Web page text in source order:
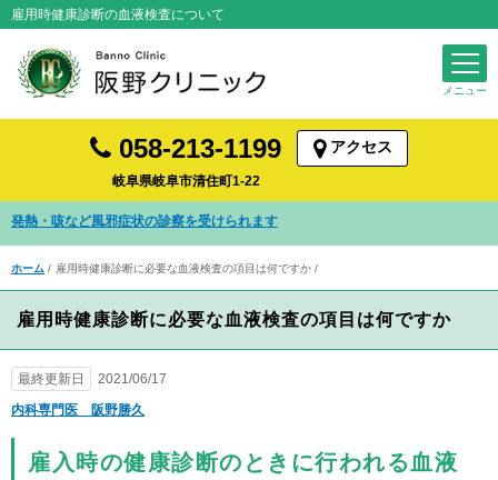
雇用時健康診断の血液検査について
058-213-1199
岐阜県岐阜市清住町1-22
アクセス
発熱・咳など風邪症状の診察を受けられます
ホーム 雇用時健康診断に必要な血液検査の項目は何ですか
雇用時健康診断に必要な血液検査の項目は何ですか
最終更新日
2021/06/17
内科専門医 阪野勝久
雇入時の健康診断のときに行われる血液